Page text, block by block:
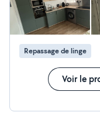
Repassage de linge
Voir le